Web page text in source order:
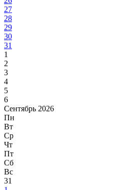
27
28
29
30
31
1
2
3
4
5
6
Сентябрь 2026
Пн
Вт
Ср
Чт
Пт
Сб
Вс
31